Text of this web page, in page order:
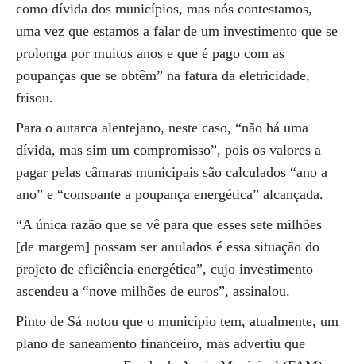
como dívida dos municípios, mas nós contestamos,
uma vez que estamos a falar de um investimento que se
prolonga por muitos anos e que é pago com as
poupanças que se obtêm” na fatura da eletricidade,
frisou.
Para o autarca alentejano, neste caso, “não há uma
dívida, mas sim um compromisso”, pois os valores a
pagar pelas câmaras municipais são calculados “ano a
ano” e “consoante a poupança energética” alcançada.
“A única razão que se vê para que esses sete milhões
[de margem] possam ser anulados é essa situação do
projeto de eficiência energética”, cujo investimento
ascendeu a “nove milhões de euros”, assinalou.
Pinto de Sá notou que o município tem, atualmente, um
plano de saneamento financeiro, mas advertiu que